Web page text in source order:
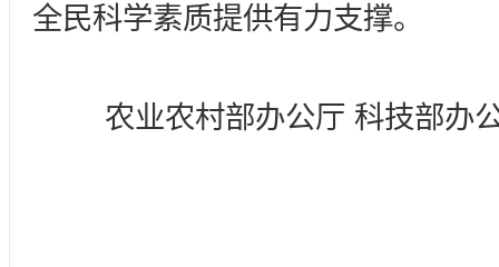
全民科学素质提供有力支撑。
农业农村部办公厅 科技部办